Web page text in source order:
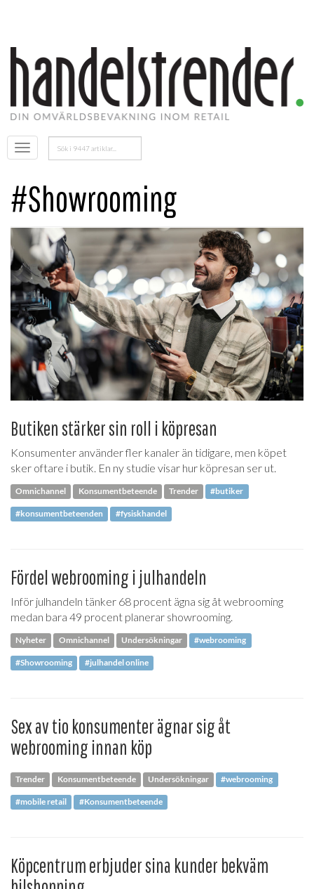
Öppna
menyn
Sök
efter:
#Showrooming
Butiken stärker sin roll i köpresan
Konsumenter använder fler kanaler än tidigare, men köpet
sker oftare i butik. En ny studie visar hur köpresan ser ut.
Omnichannel Konsumentbeteende Trender #butiker
#konsumentbeteenden #fysiskhandel
Fördel webrooming i julhandeln
Inför julhandeln tänker 68 procent ägna sig åt webrooming
medan bara 49 procent planerar showrooming.
Nyheter Omnichannel Undersökningar #webrooming
#Showrooming #julhandel online
Sex av tio konsumenter ägnar sig åt
webrooming innan köp
Trender Konsumentbeteende Undersökningar #webrooming
#mobile retail #Konsumentbeteende
Köpcentrum erbjuder sina kunder bekväm